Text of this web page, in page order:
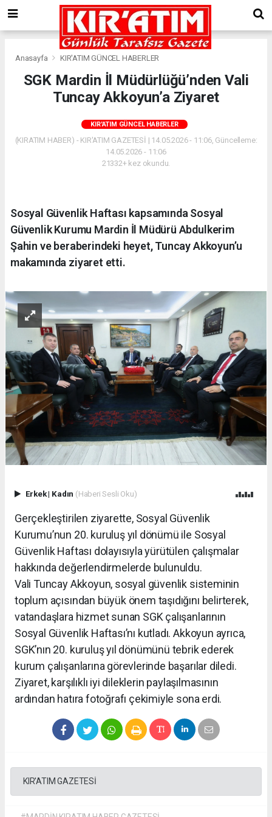
Anasayfa KIR'ATIM GÜNCEL HABERLER
SGK Mardin İl Müdürlüğü’nden Vali
Tuncay Akkoyun’a Ziyaret
KIR'ATIM GÜNCEL HABERLER
(KIRATIM HABER) - KIR'ATIM GAZETESİ | 14.05.2026 - 11:06, Güncelleme:
14.05.2026 - 11:06
21332+ kez okundu.
Sosyal Güvenlik Haftası kapsamında Sosyal
Güvenlik Kurumu Mardin İl Müdürü Abdulkerim
Şahin ve beraberindeki heyet, Tuncay Akkoyun’u
makamında ziyaret etti.
Erkek| Kadın (Haberi Sesli Oku)
Gerçekleştirilen ziyarette, Sosyal Güvenlik
Kurumu’nun 20. kuruluş yıl dönümü ile Sosyal
Güvenlik Haftası dolayısıyla yürütülen çalışmalar
hakkında değerlendirmelerde bulunuldu.
Vali Tuncay Akkoyun, sosyal güvenlik sisteminin
toplum açısından büyük önem taşıdığını belirterek,
vatandaşlara hizmet sunan SGK çalışanlarının
Sosyal Güvenlik Haftası’nı kutladı. Akkoyun ayrıca,
SGK’nın 20. kuruluş yıl dönümünü tebrik ederek
kurum çalışanlarına görevlerinde başarılar diledi.
Ziyaret, karşılıklı iyi dileklerin paylaşılmasının
ardından hatıra fotoğrafı çekimiyle sona erdi.
KIR'ATIM GAZETESİ